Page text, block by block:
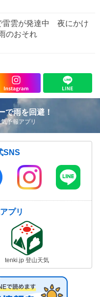
雷雲が発達中 夜にかけ
のおそれ
で雨を回避！
予報アプリ
SNS
プリ
tenki.jp 登山天気